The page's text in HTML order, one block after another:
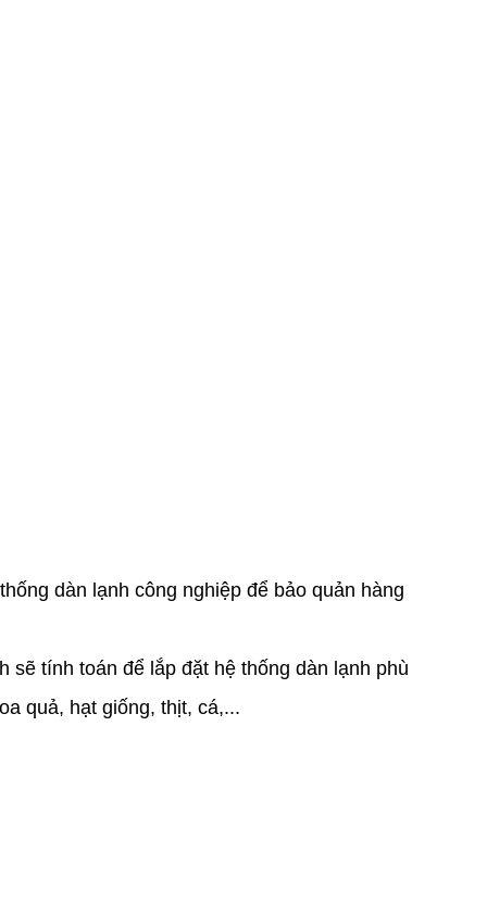
dàn lạnh công nghiệp để bảo quản hàng
tính toán để lắp đặt hệ thống dàn lạnh phù
quả, hạt giống, thịt, cá,...